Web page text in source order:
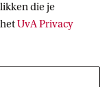
die je
UvA Privacy